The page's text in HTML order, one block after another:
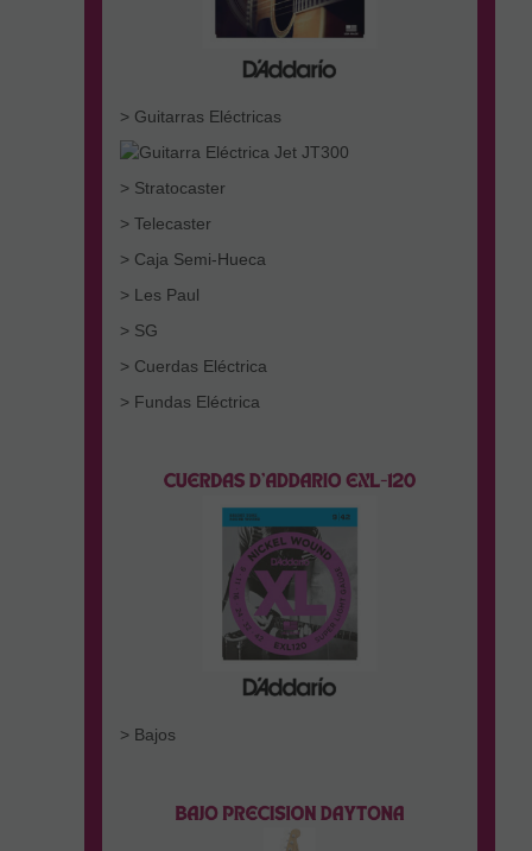
> Guitarras Eléctricas
> Stratocaster
> Telecaster
> Caja Semi-Hueca
> Les Paul
> SG
> Cuerdas Eléctrica
> Fundas Eléctrica
> Bajos